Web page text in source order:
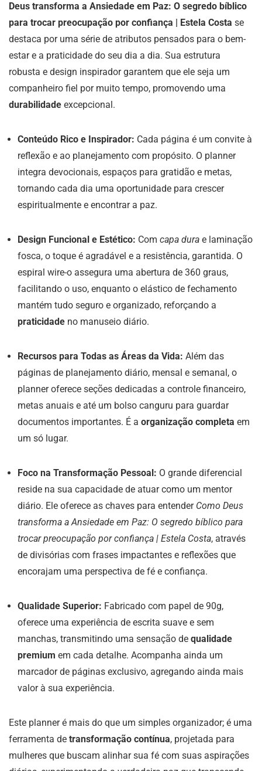
Deus transforma a Ansiedade em Paz: O segredo bíblico
para trocar preocupação por confiança | Estela Costa se
destaca por uma série de atributos pensados para o bem-
estar e a praticidade do seu dia a dia. Sua estrutura
robusta e design inspirador garantem que ele seja um
companheiro fiel por muito tempo, promovendo uma
durabilidade excepcional.
Conteúdo Rico e Inspirador: Cada página é um convite à
reflexão e ao planejamento com propósito. O planner
integra devocionais, espaços para gratidão e metas,
tornando cada dia uma oportunidade para crescer
espiritualmente e encontrar a paz.
Design Funcional e Estético: Com capa dura e laminação
fosca, o toque é agradável e a resistência, garantida. O
espiral wire-o assegura uma abertura de 360 graus,
facilitando o uso, enquanto o elástico de fechamento
mantém tudo seguro e organizado, reforçando a
praticidade no manuseio diário.
Recursos para Todas as Áreas da Vida: Além das
páginas de planejamento diário, mensal e semanal, o
planner oferece seções dedicadas a controle financeiro,
metas anuais e até um bolso canguru para guardar
documentos importantes. É a organização completa em
um só lugar.
Foco na Transformação Pessoal: O grande diferencial
reside na sua capacidade de atuar como um mentor
diário. Ele oferece as chaves para entender Como Deus
transforma a Ansiedade em Paz: O segredo bíblico para
trocar preocupação por confiança | Estela Costa, através
de divisórias com frases impactantes e reflexões que
encorajam uma perspectiva de fé e confiança.
Qualidade Superior: Fabricado com papel de 90g,
oferece uma experiência de escrita suave e sem
manchas, transmitindo uma sensação de qualidade
premium em cada detalhe. Acompanha ainda um
marcador de páginas exclusivo, agregando ainda mais
valor à sua experiência.
Este planner é mais do que um simples organizador; é uma
ferramenta de transformação contínua, projetada para
mulheres que buscam alinhar sua fé com suas aspirações